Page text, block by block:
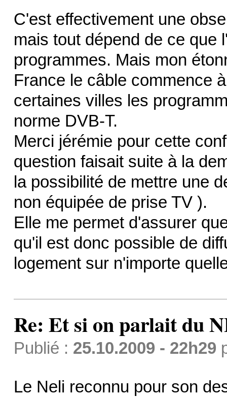
C'est effectivement une
mais tout dépend de ce que
programmes. Mais mon
France le câble commence
certaines villes les
norme DVB-T.
Merci jérémie pour cette
question faisait suite à la
la possibilité de mettre une
non équipée de prise TV ).
Elle me permet d'assurer
qu'il est donc possible de
logement sur n'importe
Re: Et si on parlait du
Publié : 25.10.2009 - 22h29
Le Neli reconnu pour son